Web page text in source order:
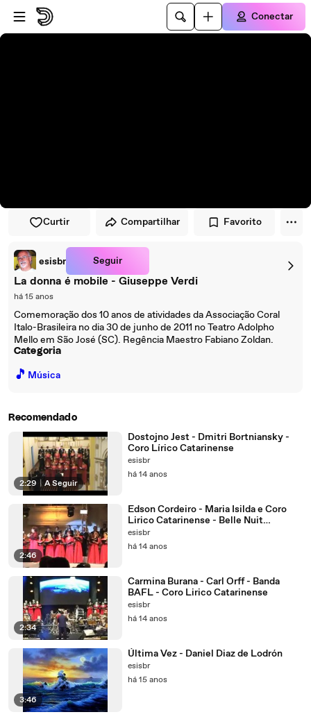
Pular para o player
Ir para o conteúdo principal
Conectar
Curtir Compartilhar Favorito
esisbr Seguir
La donna é mobile - Giuseppe Verdi
há 15 anos
Comemoração dos 10 anos de atividades da Associação Coral
Italo-Brasileira no dia 30 de junho de 2011 no Teatro Adolpho
Mello em São José (SC). Regência Maestro Fabiano Zoldan.
Categoria
🎵 Música
Recomendado
2:29 | A Seguir
Dostojno Jest - Dmitri Bortniansky -
Coro Lírico Catarinense
esisbr
há 14 anos
2:46
Edson Cordeiro - Maria Isilda e Coro
Lirico Catarinense - Belle Nuit
(Barcarole)
esisbr
há 14 anos
2:34
Carmina Burana - Carl Orff - Banda
BAFL - Coro Lirico Catarinense
esisbr
há 14 anos
3:46
Última Vez - Daniel Diaz de Lodrón
esisbr
há 15 anos